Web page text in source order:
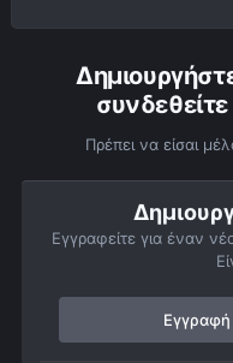
Πρέπει να είσαι
Εγγραφείτε για έναν
Εγγραφή